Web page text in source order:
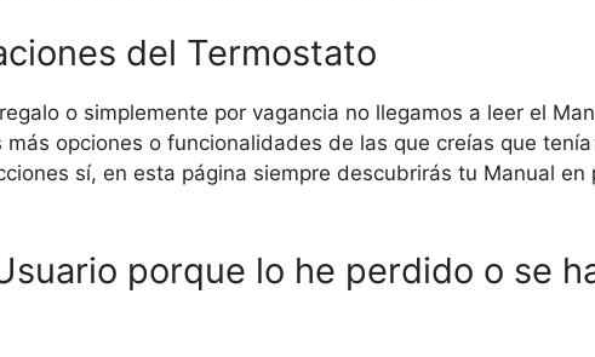
del Termostato
o simplemente por vagancia no llegamos a leer el
opciones o funcionalidades de las que creías que
sí, en esta página siempre descubrirás tu Manual
porque lo he perdido o se